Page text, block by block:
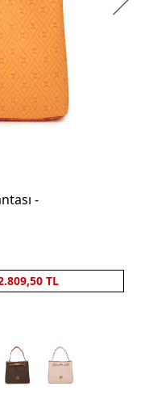
-
TL